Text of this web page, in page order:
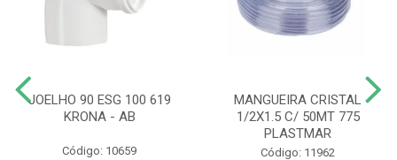
JOELHO 90 ESG 100 619
KRONA - AB
Código: 10659
MANGUEIRA CRISTAL
1/2X1.5 C/ 50MT 775
PLASTMAR
Código: 11962